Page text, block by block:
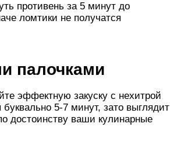
противень за 5 минут до
ломтики не получатся
палочками
эффектную закуску с нехитрой
5-7 минут, зато выглядит
достоинству ваши кулинарные